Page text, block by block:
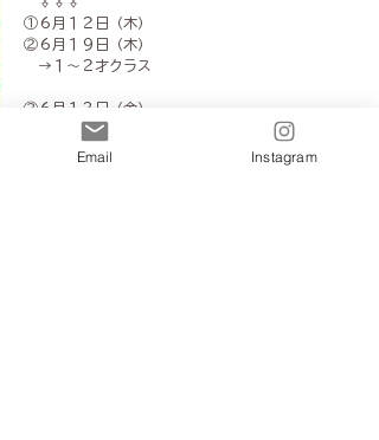
①６月１２日（木）
②６月１９日（木）
→１～２才クラス
③６月１３日（金）
④６月２０日（金）
⑤６月２３日（金）
Email Instagram